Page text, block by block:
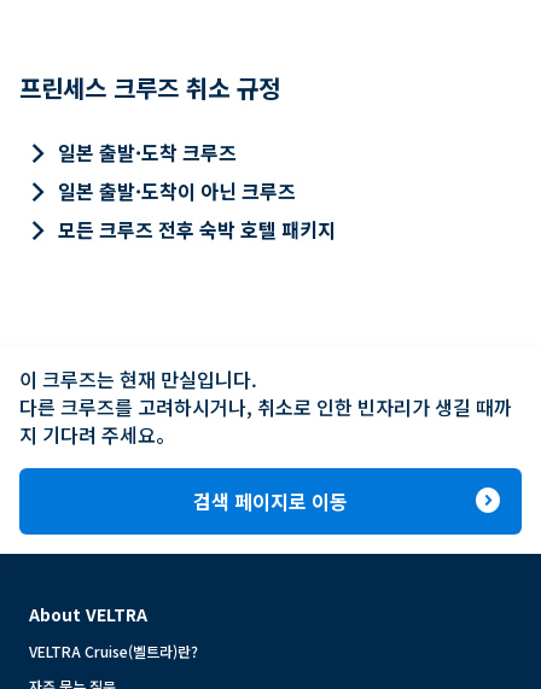
프린세스 크루즈 취소 규정
keyboard_arrow_right 일본 출발·도착 크루즈
keyboard_arrow_right 일본 출발·도착이 아닌 크루즈
keyboard_arrow_right 모든 크루즈 전후 숙박 호텔 패키지
이 크루즈는 현재 만실입니다.
다른 크루즈를 고려하시거나, 취소로 인한 빈자리가 생길 때까
지 기다려 주세요。
검색 페이지로 이동 expand_circle_right
About VELTRA
VELTRA Cruise(벨트라)란?